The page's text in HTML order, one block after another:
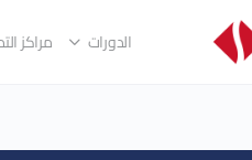
الدورات مراكز